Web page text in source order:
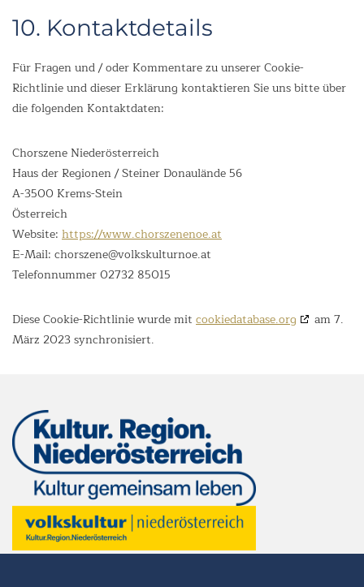
10. Kontaktdetails
Für Fragen und / oder Kommentare zu unserer Cookie-
Richtlinie und dieser Erklärung kontaktieren Sie uns bitte über
die folgenden Kontaktdaten:
Chorszene Niederösterreich
Haus der Regionen / Steiner Donaulände 56
A-3500 Krems-Stein
Österreich
Website: https://www.chorszenenoe.at
E-Mail: chorszene@volkskulturnoe.at
Telefonnummer 02732 85015
Diese Cookie-Richtlinie wurde mit cookiedatabase.org
am 7.
März 2023 synchronisiert.